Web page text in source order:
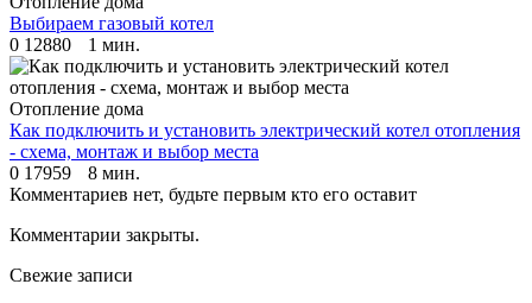
Выбираем газовый котел
0 12880 1 мин.
Отопление дома
Как подключить и установить электрический котел отопления
- схема, монтаж и выбор места
0 17959
8 мин.
Комментариев нет, будьте первым кто его оставит
Комментарии закрыты.
Свежие записи